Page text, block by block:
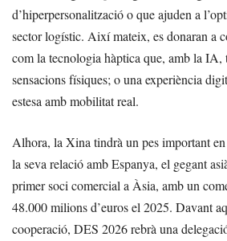
d’hiperpersonalització o que ajuden a
sector logístic. Així mateix, es donaran a
com la tecnologia hàptica que, amb la IA,
sensacions físiques; o una experiència
estesa amb mobilitat real.
Alhora, la Xina tindrà un pes important
la seva relació amb Espanya, el gegant
primer soci comercial a Àsia, amb un
48.000 milions d’euros el 2025. Davant
cooperació, DES 2026 rebrà una